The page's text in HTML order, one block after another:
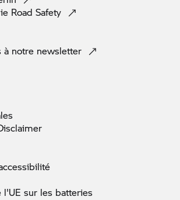
RoadSafety
à notre newsletter
l'UE sur les batteries